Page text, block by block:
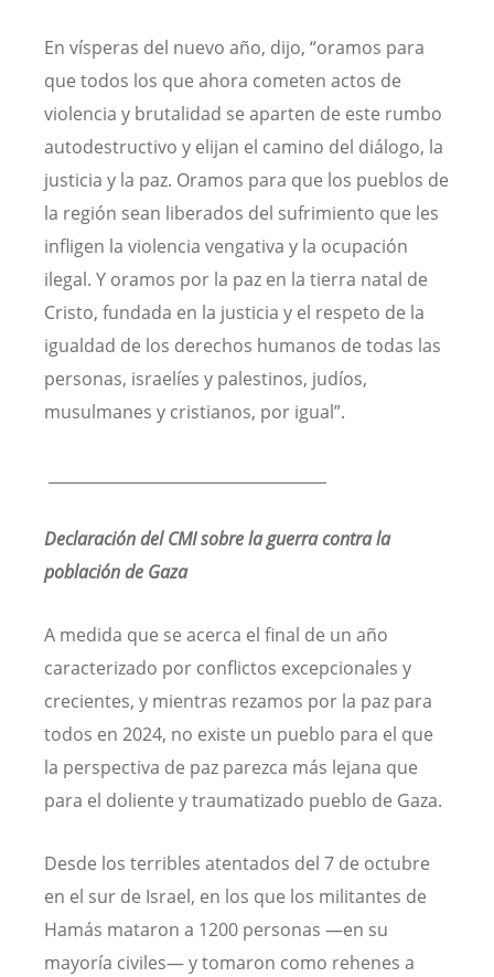
En vísperas del nuevo año, dijo, “oramos para
que todos los que ahora cometen actos de
violencia y brutalidad se aparten de este rumbo
autodestructivo y elijan el camino del diálogo, la
justicia y la paz. Oramos para que los pueblos de
la región sean liberados del sufrimiento que les
infligen la violencia vengativa y la ocupación
ilegal. Y oramos por la paz en la tierra natal de
Cristo, fundada en la justicia y el respeto de la
igualdad de los derechos humanos de todas las
personas, israelíes y palestinos, judíos,
musulmanes y cristianos, por igual”.
Declaración del CMI sobre la guerra contra la
población de Gaza
A medida que se acerca el final de un año
caracterizado por conflictos excepcionales y
crecientes, y mientras rezamos por la paz para
todos en 2024, no existe un pueblo para el que
la perspectiva de paz parezca más lejana que
para el doliente y traumatizado pueblo de Gaza.
Desde los terribles atentados del 7 de octubre
en el sur de Israel, en los que los militantes de
Hamás mataron a 1200 personas —en su
mayoría civiles— y tomaron como rehenes a